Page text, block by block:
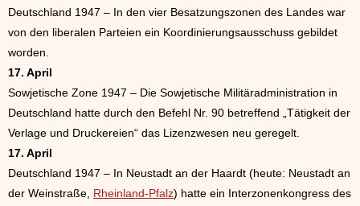
Deutschland 1947 – In den vier Besatzungszonen des Landes war
von den liberalen Parteien ein Koordinierungsausschuss gebildet
worden.
17. April
Sowjetische Zone 1947 – Die Sowjetische Militäradministration in
Deutschland hatte durch den Befehl Nr. 90 betreffend „Tätigkeit der
Verlage und Druckereien“ das Lizenzwesen neu geregelt.
17. April
Deutschland 1947 – In Neustadt an der Haardt (heute: Neustadt an
der Weinstraße, Rheinland-Pfalz) hatte ein Interzonenkongress des